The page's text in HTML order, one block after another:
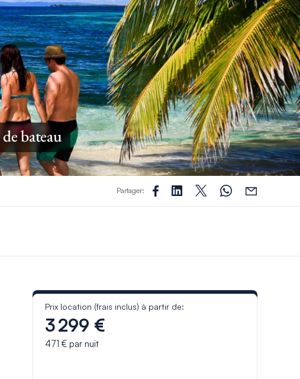
bateau
Partager:
Prix location (frais inclus) à partir de:
3 299 €
471 € par nuit